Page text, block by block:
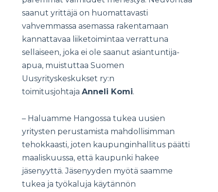
saanut yrittäjä on huomattavasti
vahvemmassa asemassa rakentamaan
kannattavaa liiketoimintaa verrattuna
sellaiseen, joka ei ole saanut asiantuntija-
apua, muistuttaa Suomen
Uusyrityskeskukset ry:n
toimitusjohtaja Anneli Komi.
– Haluamme Hangossa tukea uusien
yritysten perustamista mahdollisimman
tehokkaasti, joten kaupunginhallitus päätti
maaliskuussa, että kaupunki hakee
jäsenyyttä. Jäsenyyden myötä saamme
tukea ja työkaluja käytännön